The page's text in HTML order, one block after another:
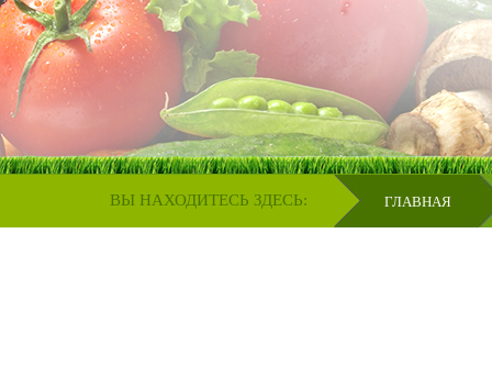
ВЫ НАХОДИТЕСЬ ЗДЕСЬ: ГЛАВНАЯ